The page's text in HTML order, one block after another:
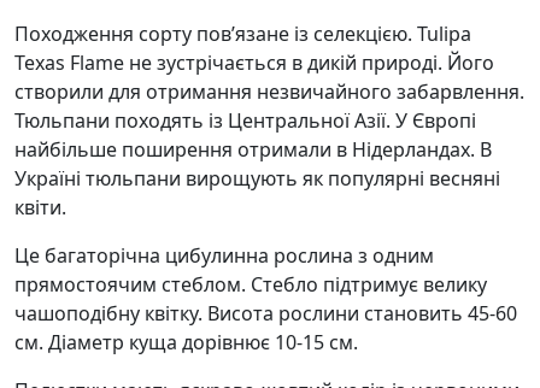
Походження сорту пов’язане із селекцією. Tulipa
Texas Flame не зустрічається в дикій природі. Його
створили для отримання незвичайного забарвлення.
Тюльпани походять із Центральної Азії. У Європі
найбільше поширення отримали в Нідерландах. В
Україні тюльпани вирощують як популярні весняні
квіти.
Це багаторічна цибулинна рослина з одним
прямостоячим стеблом. Стебло підтримує велику
чашоподібну квітку. Висота рослини становить 45-60
см. Діаметр куща дорівнює 10-15 см.